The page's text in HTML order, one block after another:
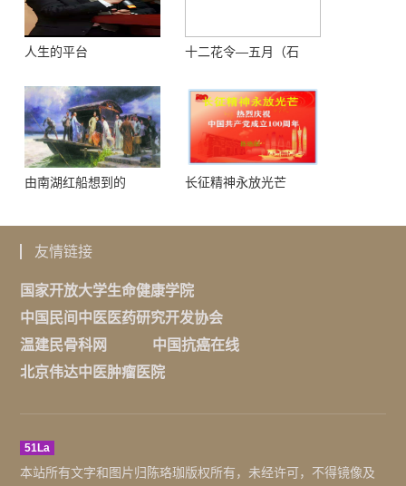
人生的平台
十二花令—五月（石
由南湖红船想到的 长征精神永放光芒
友情链接
国家开放大学生命健康学院
中国民间中医医药研究开发协会
温建民骨科网
中国抗癌在线
北京伟达中医肿瘤医院
51La
本站所有文字和图片归陈珞珈版权所有，未经许可，不得镜像及